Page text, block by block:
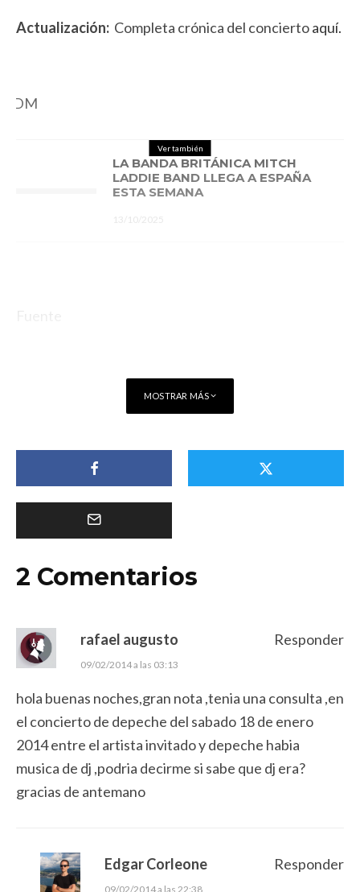
Actualización: Completa crónica del conciertoaquí.
Ver también
LA BANDA BRITÁNICA MITCH
LADDIE BAND LLEGA A ESPAÑA
ESTA SEMANA
13/10/2025
MOSTRAR MÁS
2 Comentarios
rafael augusto
09/02/2014 a las 03:13
hola buenas noches,gran nota ,tenia una consulta ,en
el concierto de depeche del sabado 18 de enero
2014 entre el artista invitado y depeche habia
musica de dj ,podria decirme si sabe que dj era?
gracias de antemano
Responder
Edgar Corleone
09/02/2014 a las 22:38
Responder